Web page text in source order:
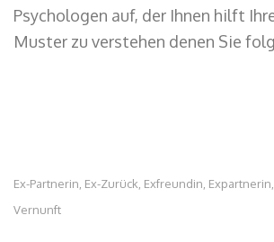
Psychologen auf, der Ihnen hilft
Muster zu verstehen denen Sie
Ex-Partnerin, Ex-Zurück, Exfreundin, Expartnerin,
Vernunft